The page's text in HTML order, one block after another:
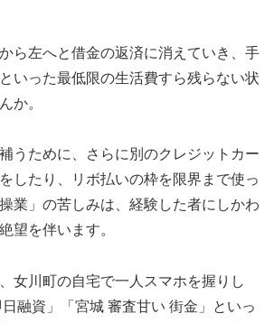
ら左へと借金の返済に消えていき、手
いった最低限の生活費すら残らない状
か。
うために、さらに別のクレジットカー
したり、リボ払いの枠を限界まで使っ
業」の苦しみは、経験した者にしかわ
望を伴います。
女川町の自宅で一人スマホを握りし
融資」「宮城 審査甘い 街金」といっ